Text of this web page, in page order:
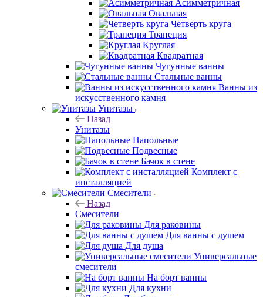
Асимметричная
Овальная
Четверть круга
Трапеция
Круглая
Квадратная
Чугунные ванны
Стальные ванны
Ванны из
искусственного камня
Унитазы
Назад
Унитазы
Напольные
Подвесные
Бачок в стене
Комплект с
инсталляцией
Смесители
Назад
Смесители
Для раковины
Для ванны с душем
Для душа
Универсальные
смесители
На борт ванны
Для кухни